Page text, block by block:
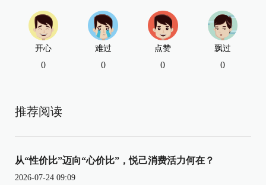
开心
0
难过
0
点赞
0
飘过
0
推荐阅读
从“性价比”迈向“心价比”，悦己消费活力何在？
2026-07-24 09:09